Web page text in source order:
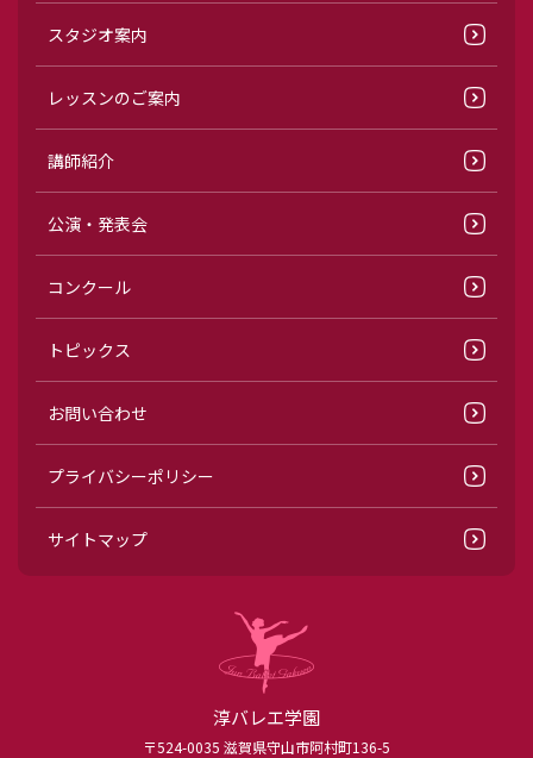
スタジオ案内
レッスンのご案内
講師紹介
公演・発表会
コンクール
トピックス
お問い合わせ
プライバシーポリシー
サイトマップ
淳バレエ学園
〒524-0035 滋賀県守山市阿村町136-5